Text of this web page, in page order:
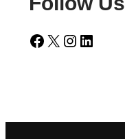
Facebook X Instagram LinkedIn